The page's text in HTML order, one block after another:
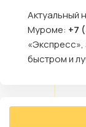
Актуальный
Муроме: +7
«Экспресс»,
быстром и